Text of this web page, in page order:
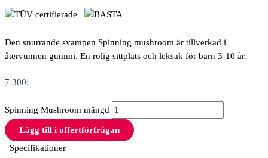
Den snurrande svampen Spinning mushroom är tillverkad i
återvunnen gummi. En rolig sittplats och leksak för barn 3-10 år.
7 300:-
Spinning Mushroom mängd
Lägg till i offertförfrågan
Specifikationer